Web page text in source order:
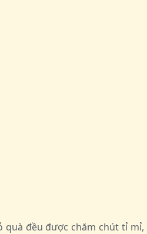
quà đều được chăm chút tỉ